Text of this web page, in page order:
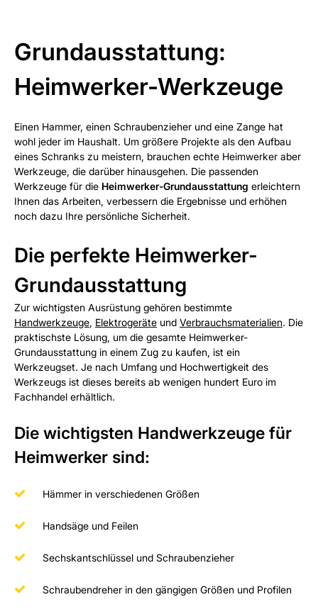
Grundausstattung:
Heimwerker-Werkzeuge
Einen Hammer, einen Schraubenzieher und eine Zange hat
wohl jeder im Haushalt. Um größere Projekte als den Aufbau
eines Schranks zu meistern, brauchen echte Heimwerker aber
Werkzeuge, die darüber hinausgehen. Die passenden
Werkzeuge für die Heimwerker-Grundausstattung erleichtern
Ihnen das Arbeiten, verbessern die Ergebnisse und erhöhen
noch dazu Ihre persönliche Sicherheit.
Die perfekte Heimwerker-
Grundausstattung
Zur wichtigsten Ausrüstung gehören bestimmte
Handwerkzeuge, Elektrogeräte und Verbrauchsmaterialien. Die
praktischste Lösung, um die gesamte Heimwerker-
Grundausstattung in einem Zug zu kaufen, ist ein
Werkzeugset. Je nach Umfang und Hochwertigkeit des
Werkzeugs ist dieses bereits ab wenigen hundert Euro im
Fachhandel erhältlich.
Die wichtigsten Handwerkzeuge für
Heimwerker sind:
Hämmer in verschiedenen Größen
Handsäge und Feilen
Sechskantschlüssel und Schraubenzieher
Schraubendreher in den gängigen Größen und Profilen